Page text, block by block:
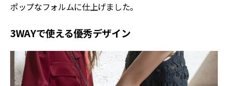
ポップなフォルムに仕上げました。
3WAYで使える優秀デザイン